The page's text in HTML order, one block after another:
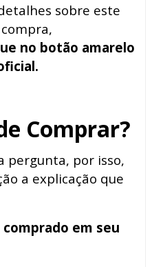
sobre este
no botão amarelo
Comprar?
pergunta, por isso,
a explicação que
em seu